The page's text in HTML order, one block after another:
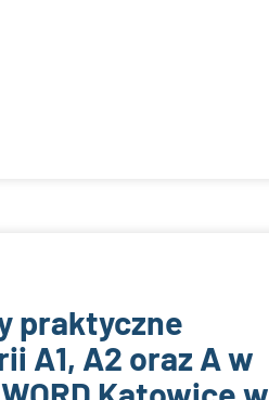
praktyczne
A1, A2 oraz A w